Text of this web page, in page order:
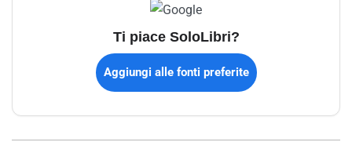
Ti piace SoloLibri?
Aggiungi alle fonti preferite